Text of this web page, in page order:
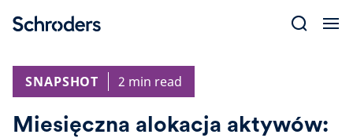
SNAPSHOT
2 min read
Miesięczna alokacja aktywów: